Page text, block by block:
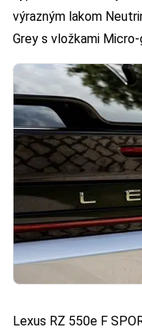
výrazným lakom
Grey s vložkami
Lexus RZ 550e F